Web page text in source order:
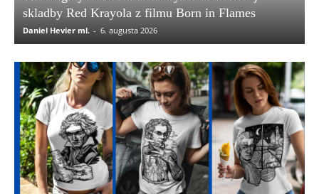
skladby Red Krayola z filmu Born in Flames
Daniel Hevier ml. - 6. augusta 2026